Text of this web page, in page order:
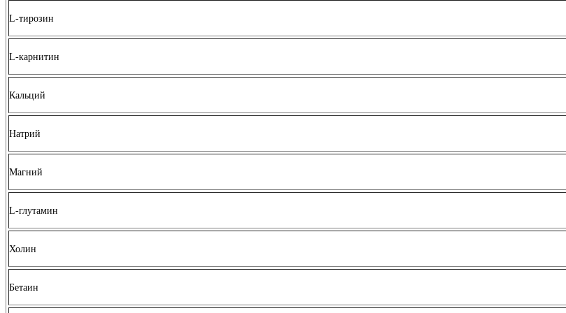
L-тирозин
L-карнитин
Кальций
Натрий
Магний
L-глутамин
Холин
Бетаин